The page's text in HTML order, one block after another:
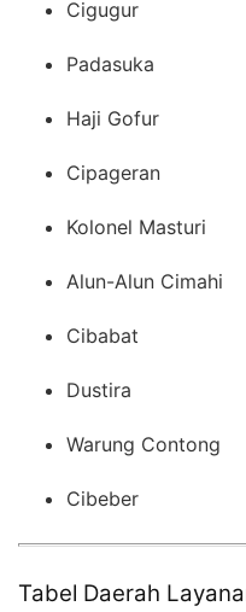
Cigugur
Padasuka
Haji Gofur
Cipageran
Kolonel Masturi
Alun-Alun Cimahi
Cibabat
Dustira
Warung Contong
Cibeber
Tabel Daerah